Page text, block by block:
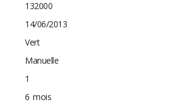
132000
14/06/2013
Vert
Manuelle
1
6 mois